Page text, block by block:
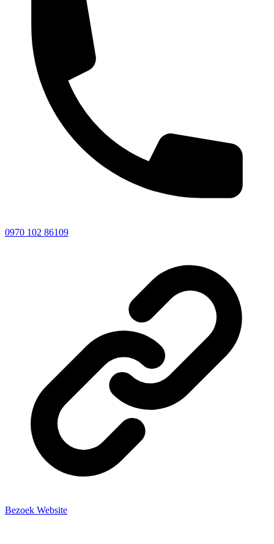
0970 102 86109
Bezoek Website